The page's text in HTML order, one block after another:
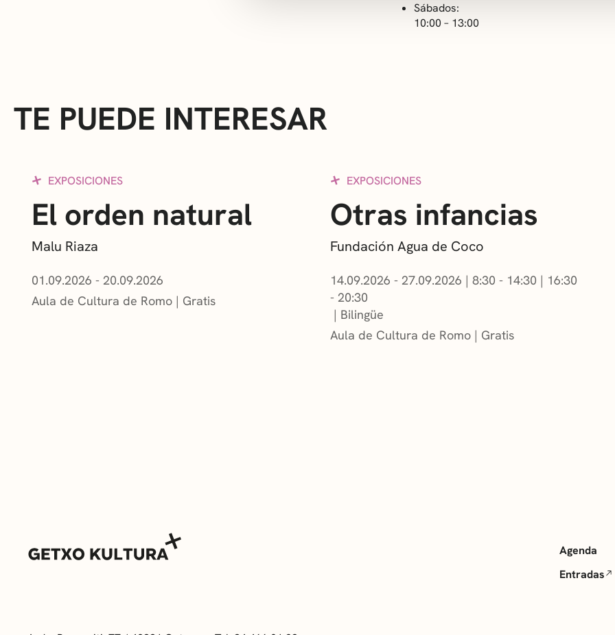
Sábados:
10:00 – 13:00
TE PUEDE INTERESAR
EXPOSICIONES
El orden natural
Malu Riaza
01.09.2026 - 20.09.2026
Aula de Cultura de Romo
Gratis
EXPOSICIONES
Otras infancias
Fundación Agua de Coco
14.09.2026 - 27.09.2026 | 8:30 - 14:30 | 16:30
- 20:30
Bilingüe
Aula de Cultura de Romo
Gratis
Agenda
Entradas